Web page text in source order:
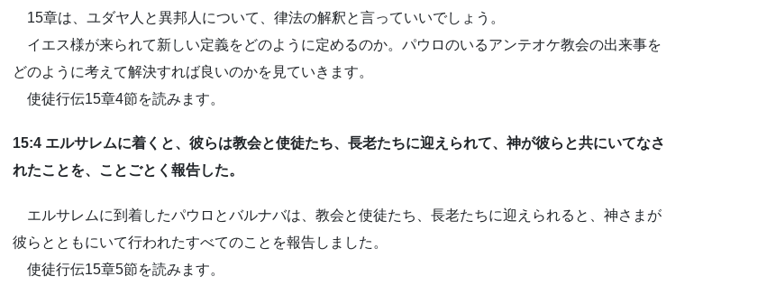
15章は、ユダヤ人と異邦人について、律法の解釈と言っていいでしょう。
イエス様が来られて新しい定義をどのように定めるのか。パウロのいるアンテオケ教会の出来事を
どのように考えて解決すれば良いのかを見ていきます。
使徒行伝15章4節を読みます。
15:4 エルサレムに着くと、彼らは教会と使徒たち、長老たちに迎えられて、神が彼らと共にいてなさ
れたことを、ことごとく報告した。
エルサレムに到着したパウロとバルナバは、教会と使徒たち、長老たちに迎えられると、神さまが
彼らとともにいて行われたすべてのことを報告しました。
使徒行伝15章5節を読みます。